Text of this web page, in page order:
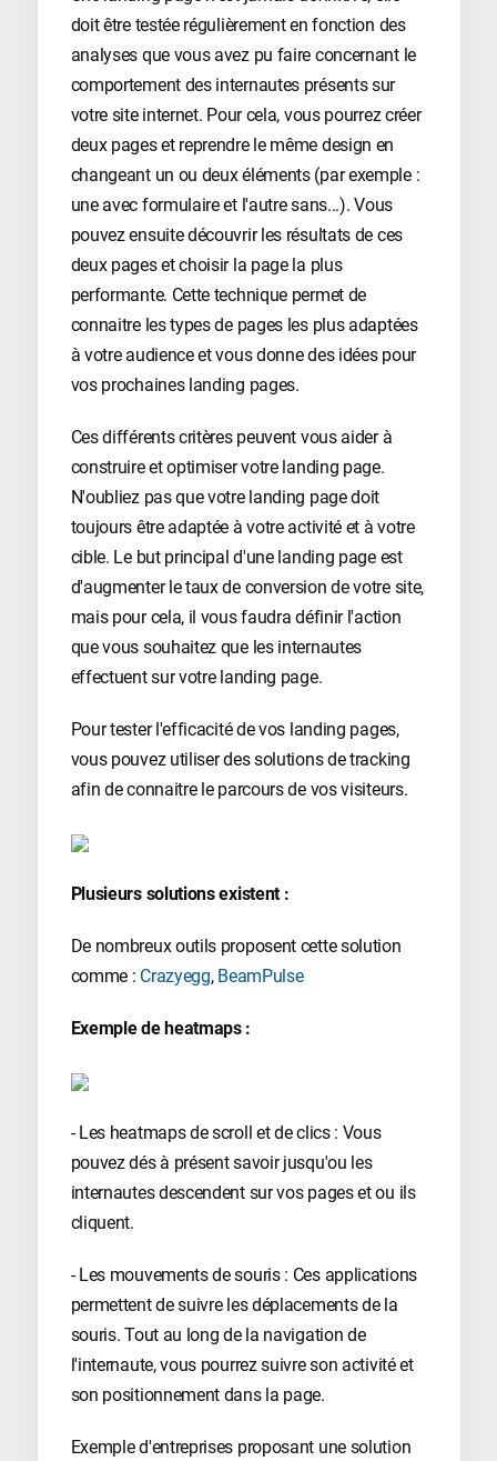
doit être testée régulièrement en fonction des
analyses que vous avez pu faire concernant le
comportement des internautes présents sur
votre site internet. Pour cela, vous pourrez créer
deux pages et reprendre le même design en
changeant un ou deux éléments (par exemple :
une avec formulaire et l'autre sans...). Vous
pouvez ensuite découvrir les résultats de ces
deux pages et choisir la page la plus
performante. Cette technique permet de
connaitre les types de pages les plus adaptées
à votre audience et vous donne des idées pour
vos prochaines landing pages.
Ces différents critères peuvent vous aider à
construire et optimiser votre landing page.
N'oubliez pas que votre landing page doit
toujours être adaptée à votre activité et à votre
cible. Le but principal d'une landing page est
d'augmenter le taux de conversion de votre site,
mais pour cela, il vous faudra définir l'action
que vous souhaitez que les internautes
effectuent sur votre landing page.
Pour tester l'efficacité de vos landing pages,
vous pouvez utiliser des solutions de tracking
afin de connaitre le parcours de vos visiteurs.
Plusieurs solutions existent :
De nombreux outils proposent cette solution
comme : Crazyegg, BeamPulse
Exemple de heatmaps :
- Les heatmaps de scroll et de clics : Vous
pouvez dés à présent savoir jusqu'ou les
internautes descendent sur vos pages et ou ils
cliquent.
- Les mouvements de souris : Ces applications
permettent de suivre les déplacements de la
souris. Tout au long de la navigation de
l'internaute, vous pourrez suivre son activité et
son positionnement dans la page.
Exemple d'entreprises proposant une solution